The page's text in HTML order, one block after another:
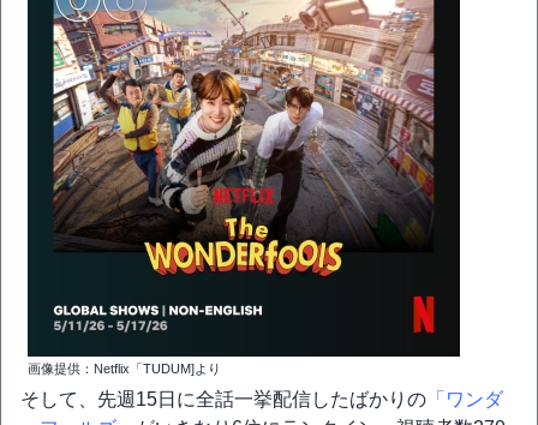
画像提供：Netflix「TUDUM]より
そして、先週15日に全話一挙配信したばかりの 「ワンダ